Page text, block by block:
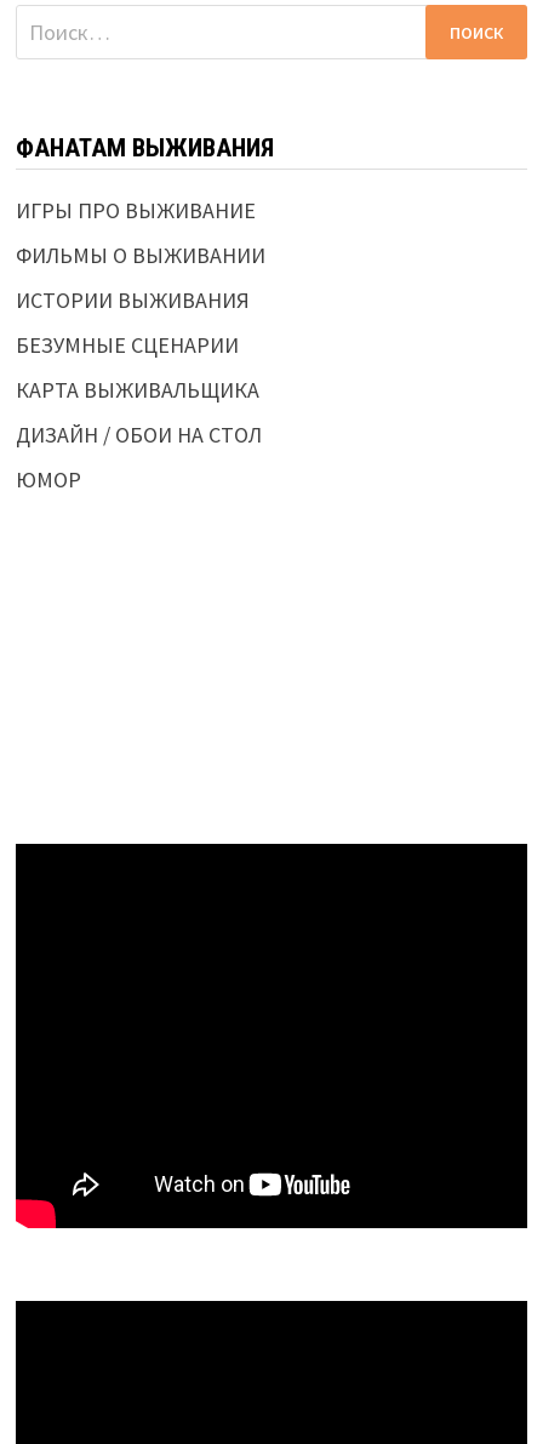
Найти:
ФАНАТАМ ВЫЖИВАНИЯ
ИГРЫ ПРО ВЫЖИВАНИЕ
ФИЛЬМЫ О ВЫЖИВАНИИ
ИСТОРИИ ВЫЖИВАНИЯ
БЕЗУМНЫЕ СЦЕНАРИИ
КАРТА ВЫЖИВАЛЬЩИКА
ДИЗАЙН / ОБОИ НА СТОЛ
ЮМОР